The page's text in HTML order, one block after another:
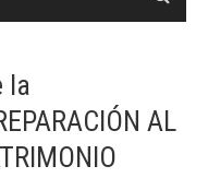
la
AL